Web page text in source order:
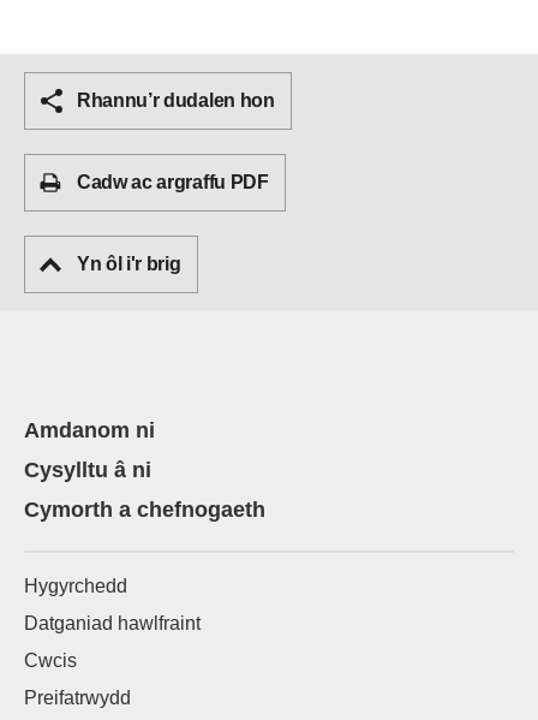
Rhannu’r dudalen hon
Cadw ac argraffu PDF
Yn ôl i'r brig
Amdanom ni
Cysylltu â ni
Cymorth a chefnogaeth
Hygyrchedd
Datganiad hawlfraint
Cwcis
Preifatrwydd